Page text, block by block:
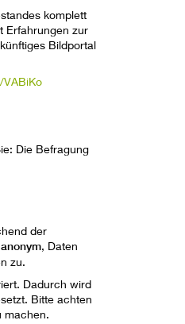
komplett
Erfahrungen zur
Bildportal
Die Befragung
der
, Daten
zu.
Dadurch wird
Bitte achten
machen.